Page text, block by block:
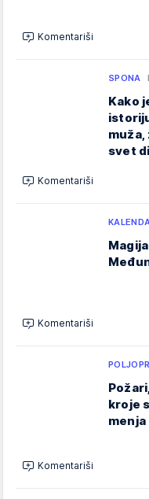
Komentariši
SPONA
Kako
muža,
svet
Komentariši
Komentariši
kroje
Komentariši